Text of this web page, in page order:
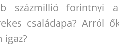
százmillió forintnyi
családapa? Arról
igaz?